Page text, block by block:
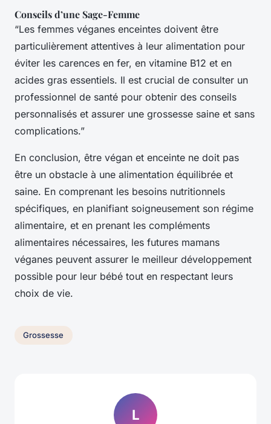
Conseils d’une Sage-Femme
“Les femmes véganes enceintes doivent être
particulièrement attentives à leur alimentation pour
éviter les carences en fer, en vitamine B12 et en
acides gras essentiels. Il est crucial de consulter un
professionnel de santé pour obtenir des conseils
personnalisés et assurer une grossesse saine et sans
complications.”
En conclusion, être végan et enceinte ne doit pas
être un obstacle à une alimentation équilibrée et
saine. En comprenant les besoins nutritionnels
spécifiques, en planifiant soigneusement son régime
alimentaire, et en prenant les compléments
alimentaires nécessaires, les futures mamans
véganes peuvent assurer le meilleur développement
possible pour leur bébé tout en respectant leurs
choix de vie.
Grossesse
L